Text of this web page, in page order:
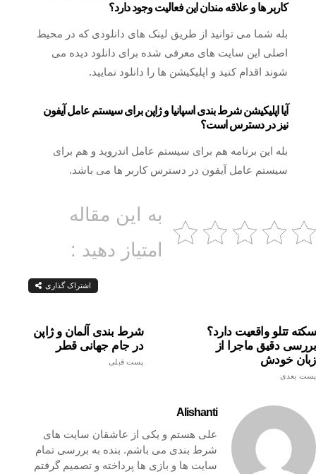
کاربر ها و علاقه مندان این فعالیت وجود دارد؟
بله شما می توانید از طریق لینک های دانلودی که در محیط
اصلی این سایت های معرفی شده برای دانلود دیده می
شوند اقدام کنید و اپلیکیشن ها را دانلود نمایید.
آیا اپلیکیشن شرط بندی اسپانیا و ژاپن برای سیستم عامل آیفون
نیز در دسترس است؟
بله این برنامه هم برای سیستم عامل اندروید و هم برای
سیستم عامل آیفون در دسترس کاربر ها می باشد.
به این مقاله
امتیاز دهید :
اشتراک گذاری
شرط بندی آلمان و ژاپن
در جام جهانی قطر
پست قبلی
سکته تتلو واقعیت دارد؟
بررسی دقیق ماجرا از
زبان خودش
پست بعدی
Alishanti
علی هستم و یکی از عاشقان سایت های
شرط بندی می باشم. بنده به بررسی تمام
سایت ها و بازی ها پرداخته و تصمیم گرفتم